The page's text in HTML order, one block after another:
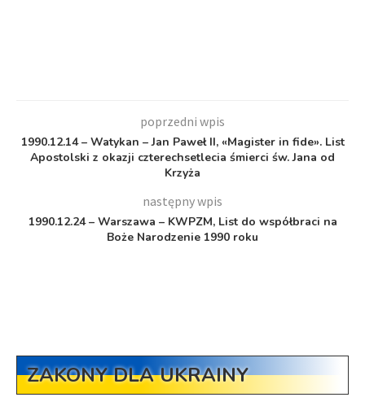
poprzedni wpis
1990.12.14 – Watykan – Jan Paweł II, «Magister in fide». List
Apostolski z okazji czterechsetlecia śmierci św. Jana od
Krzyża
następny wpis
1990.12.24 – Warszawa – KWPZM, List do współbraci na
Boże Narodzenie 1990 roku
ZAKONY DLA UKRAINY